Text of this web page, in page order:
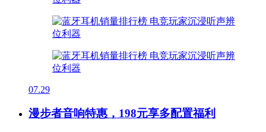
07.29
漫步者音响特惠，198元享多配置福利